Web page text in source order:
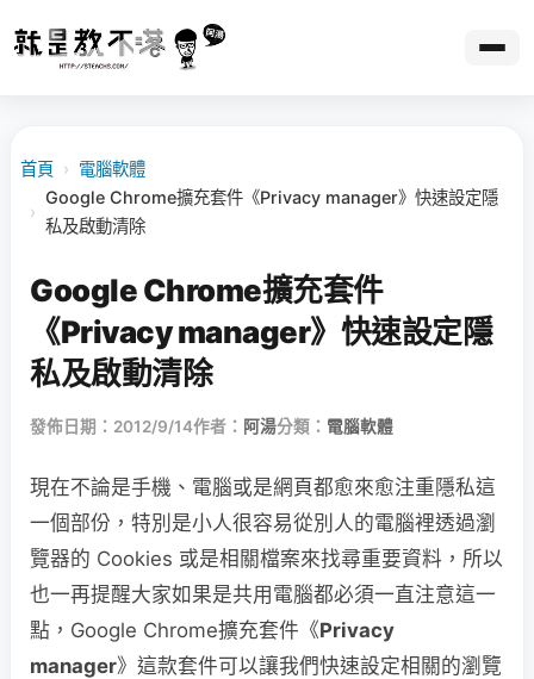
首頁 › 電腦軟體
›
Google Chrome擴充套件《Privacy manager》快速設定隱
私及啟動清除
Google Chrome擴充套件
《Privacy manager》快速設定隱
私及啟動清除
發佈日期：2012/9/14作者： 阿湯分類： 電腦軟體
現在不論是手機、電腦或是網頁都愈來愈注重隱私這
一個部份，特別是小人很容易從別人的電腦裡透過瀏
覽器的 Cookies 或是相關檔案來找尋重要資料，所以
也一再提醒大家如果是共用電腦都必須一直注意這一
點，Google Chrome擴充套件《Privacy
manager》這款套件可以讓我們快速設定相關的瀏覽